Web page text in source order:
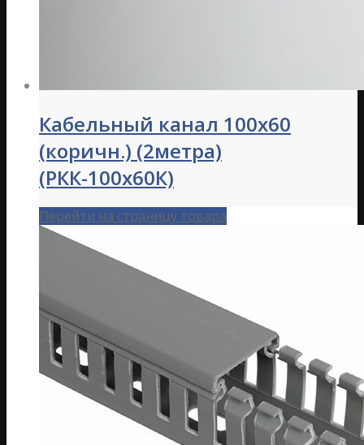
Кабельный канал 100х60
(коричн.) (2метра)
(РКК-100х60К)
Перейти на страницу товара